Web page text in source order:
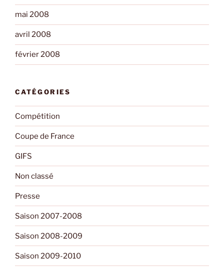
mai 2008
avril 2008
février 2008
CATÉGORIES
Compétition
Coupe de France
GIFS
Non classé
Presse
Saison 2007-2008
Saison 2008-2009
Saison 2009-2010